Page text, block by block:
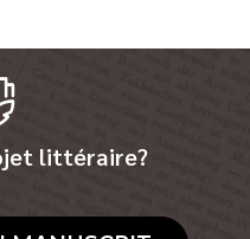
littéraire?